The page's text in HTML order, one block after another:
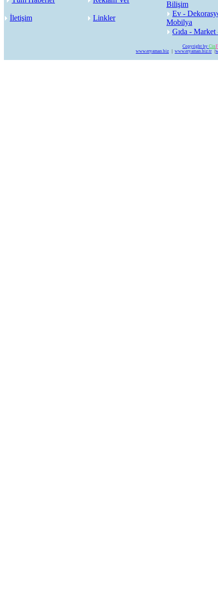
Bilişim
İletişim
Linkler
Ev -
Mobilya
Gıda - Market
Copyright by Cin
www.eryaman.biz
www.eryaman.biz.tr